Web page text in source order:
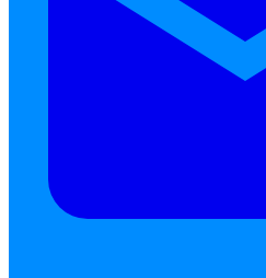
โปรแกรมบริหารงานบุคคล
การคิดเงินเดือน
แบบฟอร์มประเมินพนักงาน